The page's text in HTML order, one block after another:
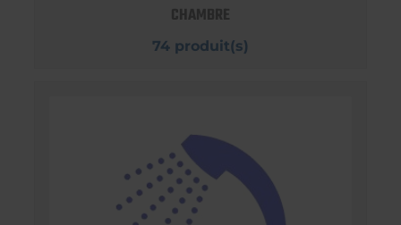
CHAMBRE
74 produit(s)